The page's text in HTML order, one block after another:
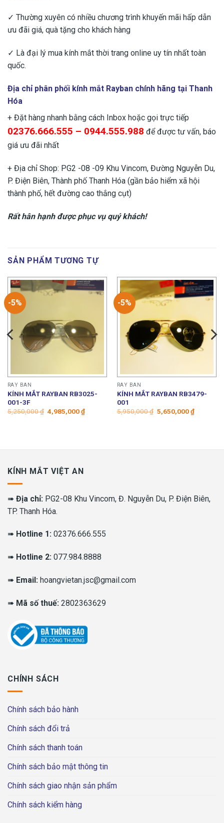
✓ Thường xuyên có nhiều chương trình khuyến mãi hấp dẫn
ưu đãi giá, quà tặng cho khách hàng
✓ Là đại lý mua kính mắt thời trang online uy tín nhất toàn
quốc.
Địa chỉ phân phối kính mắt Rayban chính hãng tại Thanh
Hóa
+ Đặt hàng nhanh bằng cách Inbox hoặc gọi trực tiếp
02376.666.555 – 0944.555.988 để được tư vấn, báo
giá ưu đãi nhất
+ Địa chỉ Shop: PG2 -08 -09 Khu Vincom, Đường Nguyễn Du,
P. Điện Biên, Thành phố Thanh Hóa (gần bảo hiểm xã hội
thành phố, hết đường cao thắng cụt)
Rất hân hạnh được phục vụ quý khách!
SẢN PHẨM TƯƠNG TỰ
-5%
RAY BAN
KÍNH MẮT RAYBAN RB3025-
001-3F
5,250,000₫ Giá
gốc
4,985,000₫Giá
hiện
-5%
RAY BAN
KÍNH MẮT RAYBAN RB3479-
001
5,950,000₫ Giá
gốc
5,650,000₫Giá
hiện
KÍNH MẮT VIỆT AN
➠ Địa chỉ: PG2-08 Khu Vincom, Đ. Nguyễn Du, P. Điện Biên,
TP. Thanh Hóa.
➠ Hotline 1: 02376.666.555
➠ Hotline 2: 077.984.8888
➠ Email: hoangvietan.jsc@gmail.com
➠ Mã số thuế: 2802363629
CHÍNH SÁCH
Chính sách bảo hành
Chính sách đổi trả
Chính sách thanh toán
Chính sách bảo mật thông tin
Chính sách giao nhận sản phẩm
Chính sách kiểm hàng